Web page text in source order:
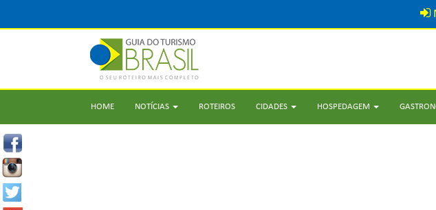
HOME NOTÍCIAS ROTEIROS CIDADES HOSPEDAGEM